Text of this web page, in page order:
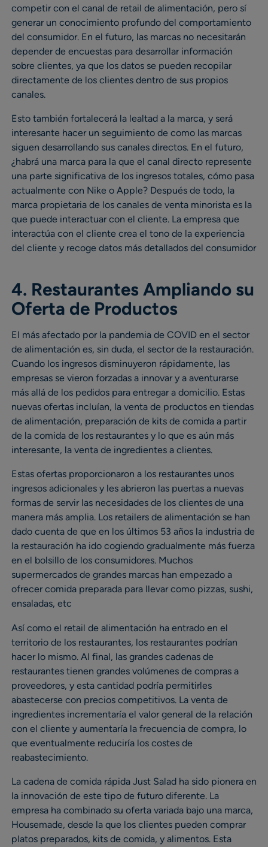
competir con el canal de retail de alimentación, pero sí
generar un conocimiento profundo del comportamiento
del consumidor. En el futuro, las marcas no necesitarán
depender de encuestas para desarrollar información
sobre clientes, ya que los datos se pueden recopilar
directamente de los clientes dentro de sus propios
canales.
Esto también fortalecerá la lealtad a la marca, y será
interesante hacer un seguimiento de como las marcas
siguen desarrollando sus canales directos. En el futuro,
¿habrá una marca para la que el canal directo represente
una parte significativa de los ingresos totales, cómo pasa
actualmente con Nike o Apple? Después de todo, la
marca propietaria de los canales de venta minorista es la
que puede interactuar con el cliente. La empresa que
interactúa con el cliente crea el tono de la experiencia
del cliente y recoge datos más detallados del consumidor
4. Restaurantes Ampliando su
Oferta de Productos
El más afectado por la pandemia de COVID en el sector
de alimentación es, sin duda, el sector de la restauración.
Cuando los ingresos disminuyeron rápidamente, las
empresas se vieron forzadas a innovar y a aventurarse
más allá de los pedidos para entregar a domicilio. Estas
nuevas ofertas incluían, la venta de productos en tiendas
de alimentación, preparación de kits de comida a partir
de la comida de los restaurantes y lo que es aún más
interesante, la venta de ingredientes a clientes.
Estas ofertas proporcionaron a los restaurantes unos
ingresos adicionales y les abrieron las puertas a nuevas
formas de servir las necesidades de los clientes de una
manera más amplia. Los retailers de alimentación se han
dado cuenta de que en los últimos 53 años la industria de
la restauración ha ido cogiendo gradualmente más fuerza
en el bolsillo de los consumidores. Muchos
supermercados de grandes marcas han empezado a
ofrecer comida preparada para llevar como pizzas, sushi,
ensaladas, etc
Así como el retail de alimentación ha entrado en el
territorio de los restaurantes, los restaurantes podrían
hacer lo mismo. Al final, las grandes cadenas de
restaurantes tienen grandes volúmenes de compras a
proveedores, y esta cantidad podría permitirles
abastecerse con precios competitivos. La venta de
ingredientes incrementaría el valor general de la relación
con el cliente y aumentaría la frecuencia de compra, lo
que eventualmente reduciría los costes de
reabastecimiento.
La cadena de comida rápida Just Salad ha sido pionera en
la innovación de este tipo de futuro diferente. La
empresa ha combinado su oferta variada bajo una marca,
Housemade, desde la que los clientes pueden comprar
platos preparados, kits de comida, y alimentos. Esta